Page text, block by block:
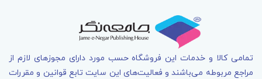
تمامی کالا و خدمات اين فروشگاه حسب مورد دارای مجوزهای لازم از
مراجع مربوطه می‌باشند و فعاليت‌های اين سايت تابع قوانين و مقررات